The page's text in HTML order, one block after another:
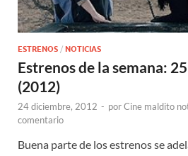
ESTRENOS / NOTICIAS
Estrenos de la semana:
(2012)
24 diciembre, 2012 - porCine maldito
comentario
Buena parte de los estrenos se